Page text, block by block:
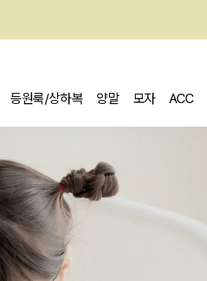
등원룩/상하복 양말 모자 ACC